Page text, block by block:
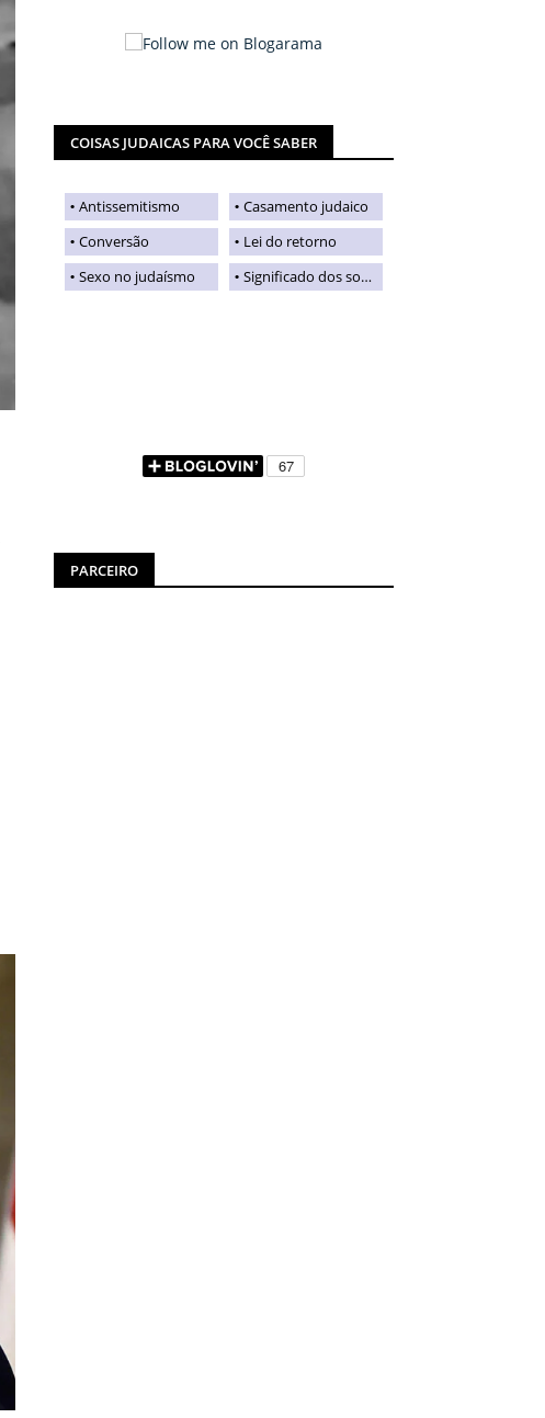
COISAS JUDAICAS PARA VOCÊ SABER
Antissemitismo
Casamento judaico
Conversão
Lei do retorno
Sexo no judaísmo
Significado dos sobrenomes judaicos
PARCEIRO